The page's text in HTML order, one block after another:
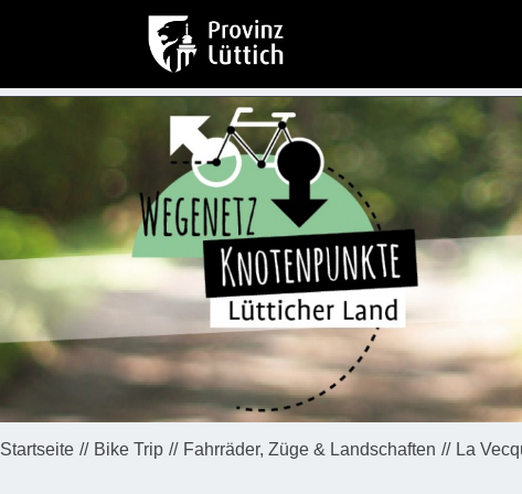
Startseite Bike Trip Fahrräder, Züge & Landschaften La